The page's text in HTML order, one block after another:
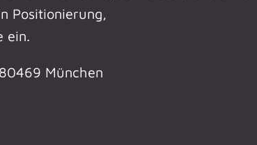
Positionierung,
ein.
München